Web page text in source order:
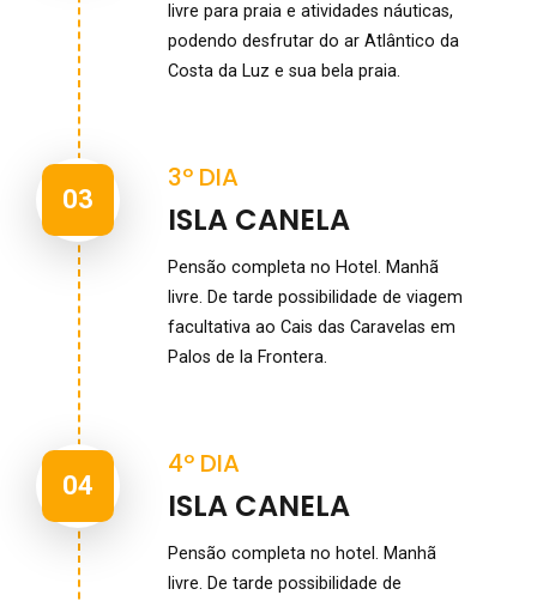
livre para praia e atividades náuticas,
podendo desfrutar do ar Atlântico da
Costa da Luz e sua bela praia.
03
3º DIA
ISLA CANELA
Pensão completa no Hotel. Manhã
livre. De tarde possibilidade de viagem
facultativa ao Cais das Caravelas em
Palos de la Frontera.
04
4º DIA
ISLA CANELA
Pensão completa no hotel. Manhã
livre. De tarde possibilidade de